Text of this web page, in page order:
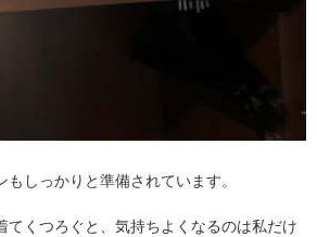
しっかりと準備されています。
てくつろぐと、気持ちよくなるのは私だけ